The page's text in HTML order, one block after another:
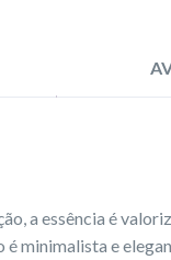
a essência é
minimalista e